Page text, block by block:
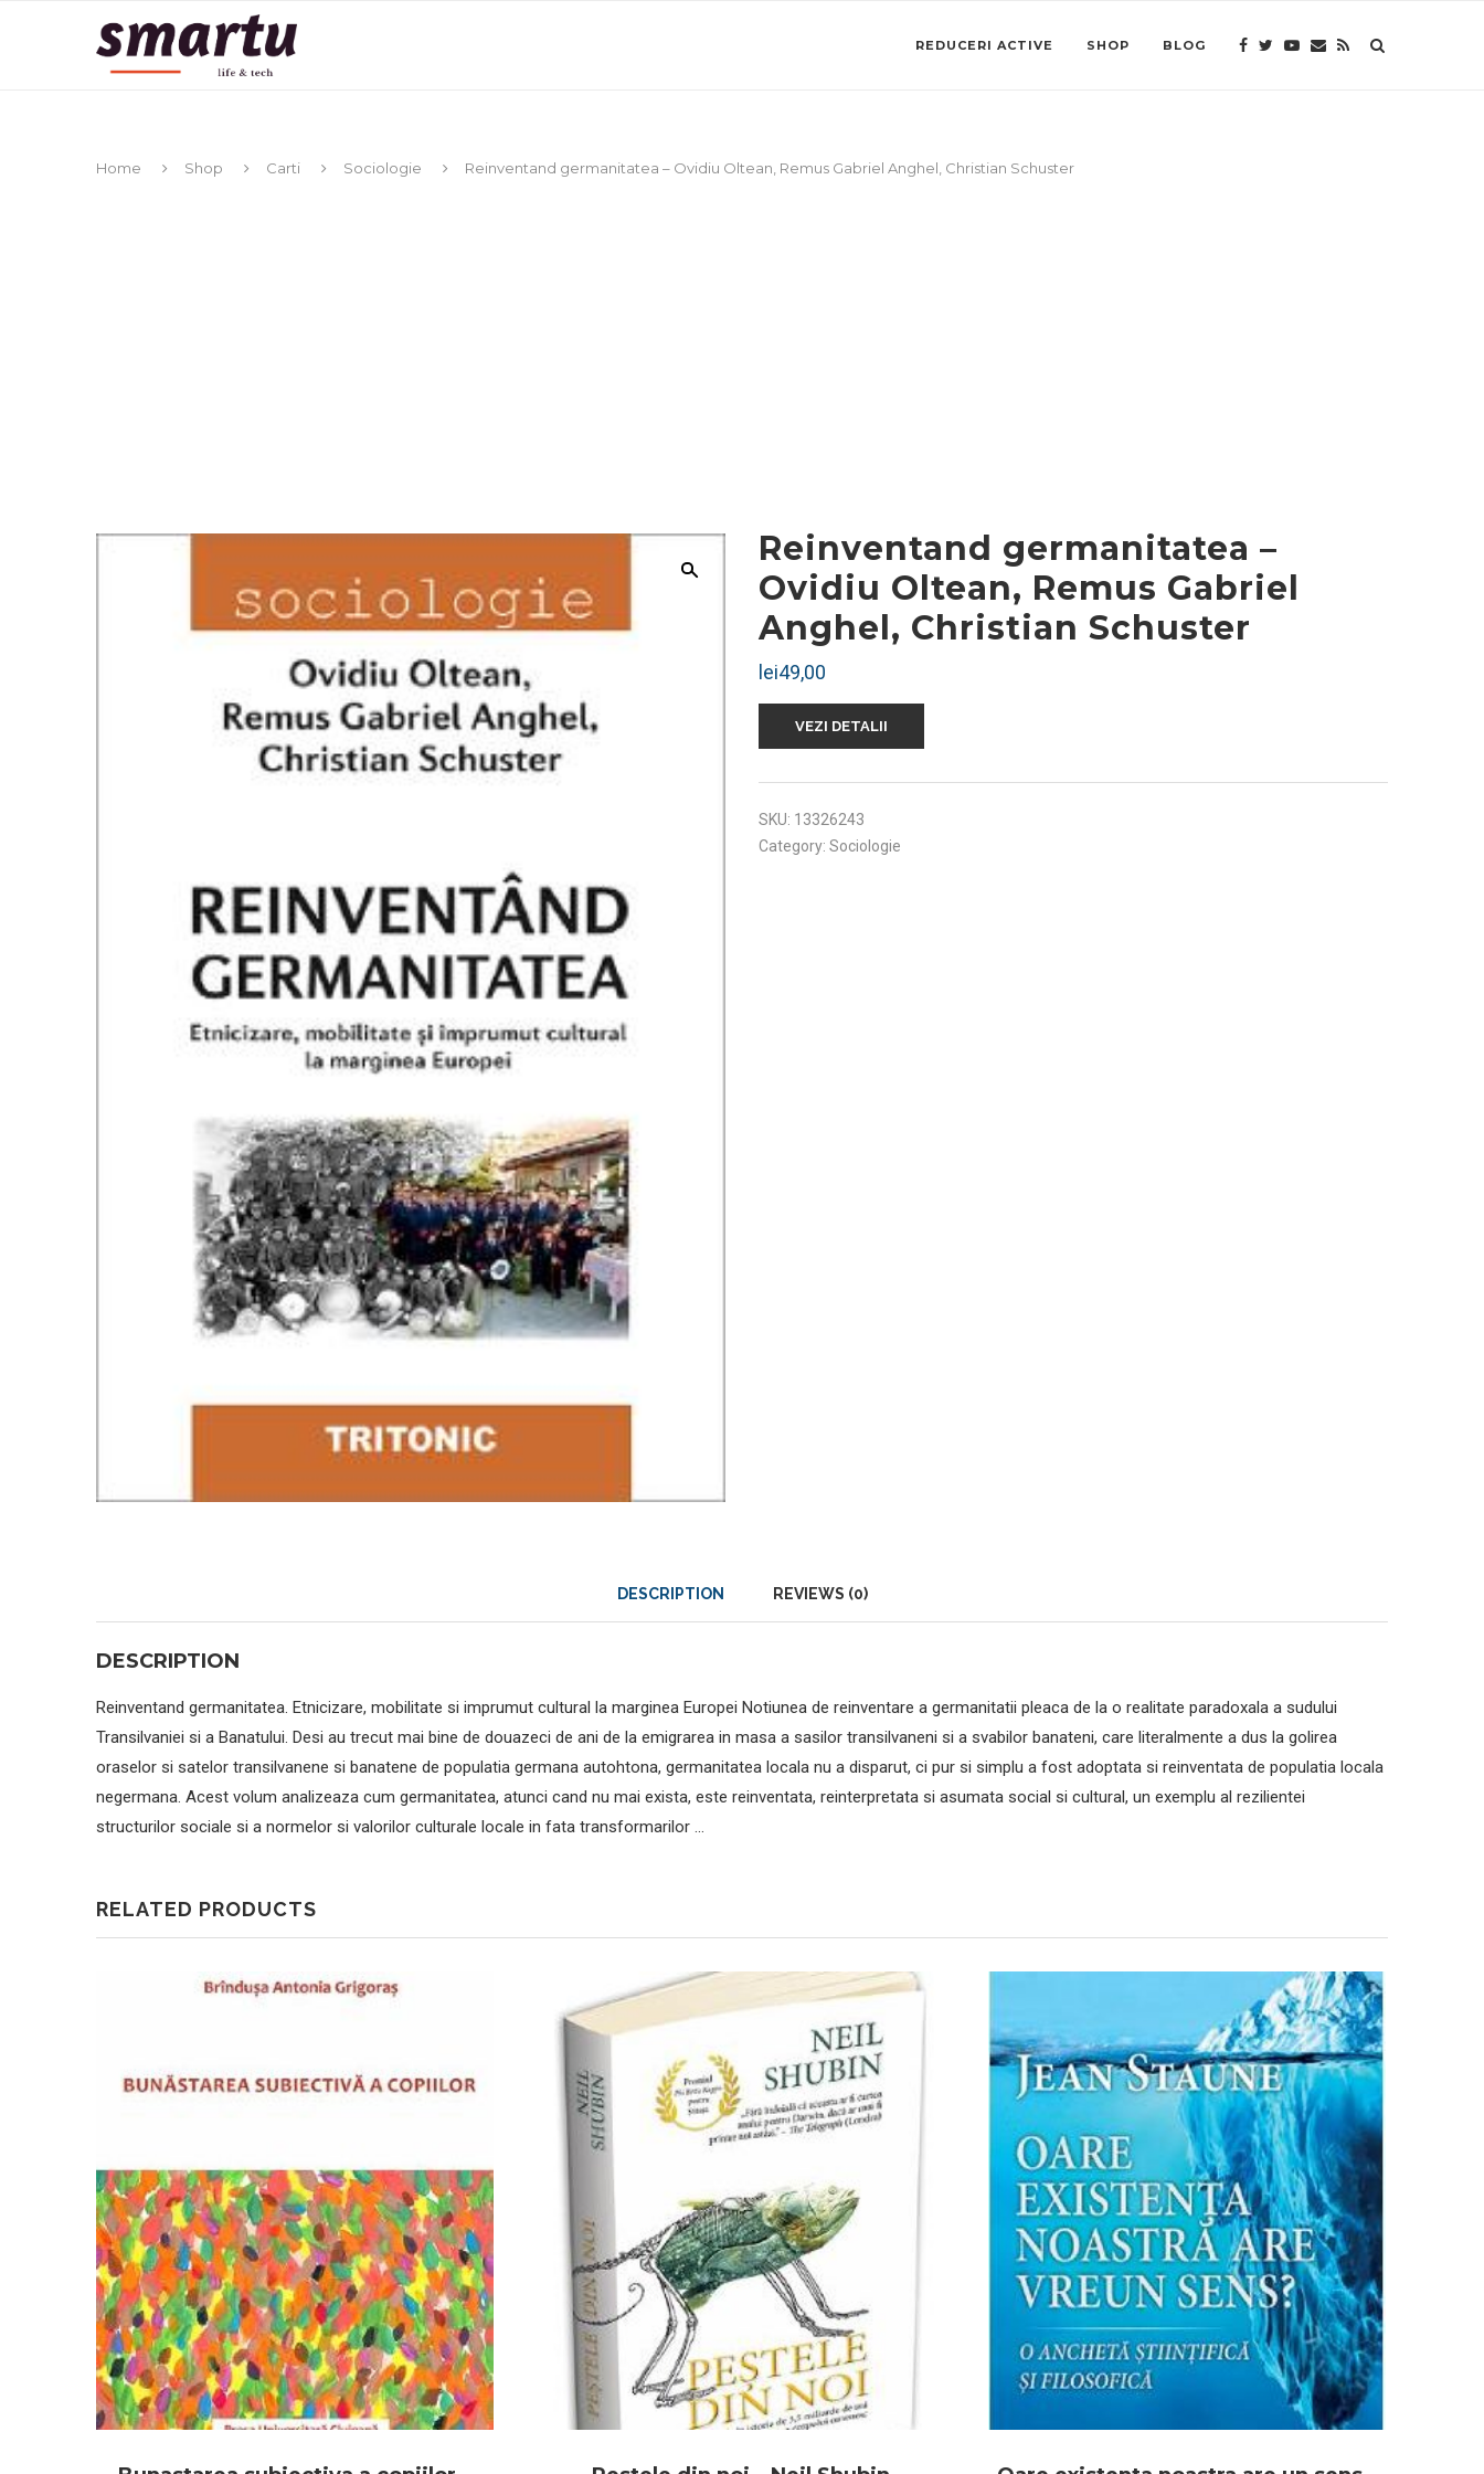
REDUCERI ACTIVE SHOP BLOG
Home Shop Carti Sociologie Reinventand germanitatea – Ovidiu Oltean, Remus Gabriel Anghel, Christian Schuster
Reinventand germanitatea –
Ovidiu Oltean, Remus Gabriel
Anghel, Christian Schuster
lei49,00
VEZI DETALII
SKU: 13326243
Category: Sociologie
DESCRIPTION REVIEWS (0)
DESCRIPTION
Reinventand germanitatea. Etnicizare, mobilitate si imprumut cultural la marginea Europei Notiunea de reinventare a germanitatii pleaca de la o realitate paradoxala a sudului
Transilvaniei si a Banatului. Desi au trecut mai bine de douazeci de ani de la emigrarea in masa a sasilor transilvaneni si a svabilor banateni, care literalmente a dus la golirea
oraselor si satelor transilvanene si banatene de populatia germana autohtona, germanitatea locala nu a disparut, ci pur si simplu a fost adoptata si reinventata de populatia locala
negermana. Acest volum analizeaza cum germanitatea, atunci cand nu mai exista, este reinventata, reinterpretata si asumata social si cultural, un exemplu al rezilientei
structurilor sociale si a normelor si valorilor culturale locale in fata transformarilor …
RELATED PRODUCTS